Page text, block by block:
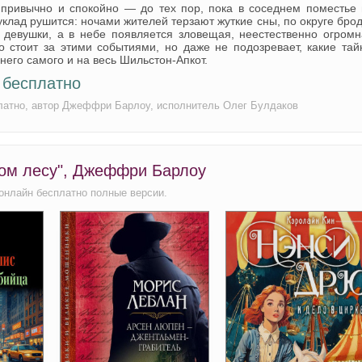
и спокойно — до тех пор, пока в соседнем поместье
рушится: ночами жителей терзают жуткие сны, по округе
а в небе появляется зловещая, неестественно
стоит за этими событиями, но даже не подозревает, какие
самого и на весь Шильстон-Апкот.
автор Джеффри Барлоу, исполнитель Олег Булдаков
лесу", Джеффри Барлоу
бесплатно полные версии.